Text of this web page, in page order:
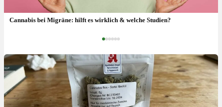
Cannabis bei Migräne: hilft es wirklich & welche Studien?
Cannabis Dosierung Anfänger: wieviel mg zum Einstieg?